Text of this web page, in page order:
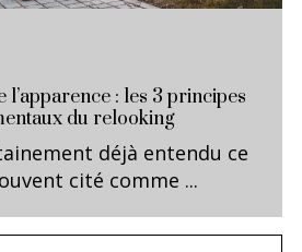
l’apparence : les 3 principes
du relooking
déjà entendu ce
cité comme ...